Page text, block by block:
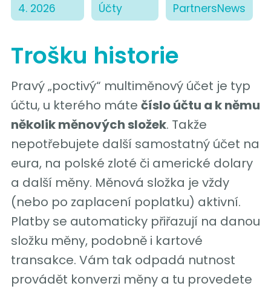
4. 2026
Účty
PartnersNews
Trošku historie
Pravý „poctivý“ multiměnový účet je typ
účtu, u kterého máte číslo účtu a k němu
několik měnových složek. Takže
nepotřebujete další samostatný účet na
eura, na polské zloté či americké dolary
a další měny. Měnová složka je vždy
(nebo po zaplacení poplatku) aktivní.
Platby se automaticky přiřazují na danou
složku měny, podobně i kartové
transakce. Vám tak odpadá nutnost
provádět konverzi měny a tu provedete